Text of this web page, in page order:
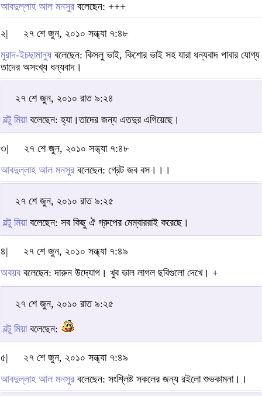
আবদুল্লাহ আল মনসুর বলেছেন: +++
২|
২৭ শে জুন, ২০১০ সন্ধ্যা ৭:৪৮
মুরাদ-ইচছামানুষ বলেছেন: কিসলু ভাই, কিশোর ভাই সহ যারা ধন্যবাদ পাবার যোগ্য
তাদের অসংখ্য ধন্যবাদ।
২৭ শে জুন, ২০১০ রাত ৯:২৪
বল্টু মিয়াবলেছেন: হ্যা।তাদের জন্য এতদুর এগিয়েছে।
৩|
২৭ শে জুন, ২০১০ সন্ধ্যা ৭:৪৮
আবদুল্লাহ আল মনসুর বলেছেন: গ্রেট জব বস।।।
২৭ শে জুন, ২০১০ রাত ৯:২৫
বল্টু মিয়াবলেছেন: সব কিছু ঐ গ্রুপের মেম্বাররাই করেছে।
৪|
২৭ শে জুন, ২০১০ সন্ধ্যা ৭:৪৯
অবয়ব বলেছেন: দারুন উদ্যোগ। খুব ভাল লাগল ছবিগুলো দেখে। +
২৭ শে জুন, ২০১০ রাত ৯:২৫
বল্টু মিয়াবলেছেন:
৫|
২৭ শে জুন, ২০১০ সন্ধ্যা ৭:৪৯
আবদুল্লাহ আল মনসুর বলেছেন: সংশ্লিষ্ট সকলের জন্য রইলো শুভকামনা।।